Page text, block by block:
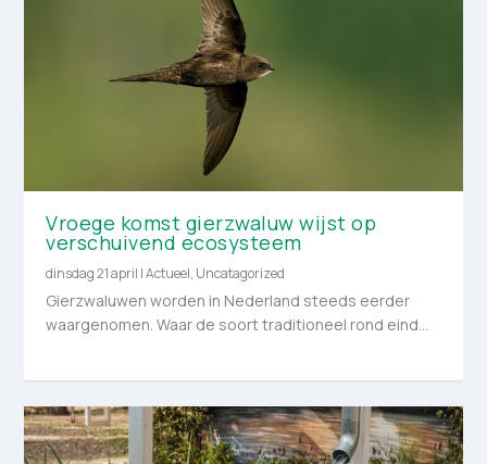
Vroege komst gierzwaluw wijst op
verschuivend ecosysteem
dinsdag 21 april |Actueel, Uncatagorized
Gierzwaluwen worden in Nederland steeds eerder
waargenomen. Waar de soort traditioneel rond eind...